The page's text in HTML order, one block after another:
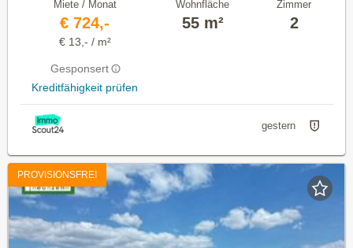
Miete / Monat
€ 724,-
€ 13,- / m²
Gesponsert
Kreditfähigkeit prüfen
Wohnfläche
55 m²
Zimmer
2
gestern
PROVISIONSFREI